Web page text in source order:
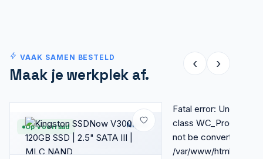
VAAK SAMEN BESTELD
Maak je werkplek af.
‹ ›
Op voorraad Nieuw
Fatal error: Uncaught
class
not be converted to
/var/www/html/wp-